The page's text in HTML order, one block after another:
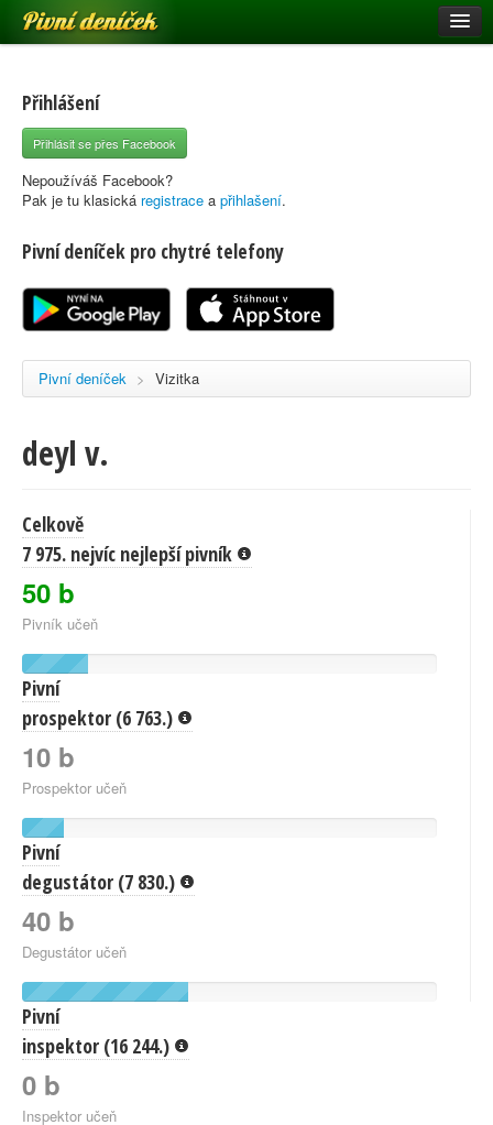
Pivní deníček
Pivní mapa
Pivní značky
Nápověda
Registrace
Přihlášení
Přihlásit se přes Facebook
Nepoužíváš Facebook?
Pak je tu klasická registrace a přihlašení.
Pivní deníček pro chytré telefony
Pivní deníček > Vizitka
deyl v.
Celkově
7 975. nejvíc nejlepší pivník
50 b
Pivník učeň
Pivní
prospektor (6 763.)
10 b
Prospektor učeň
Pivní
degustátor (7 830.)
40 b
Degustátor učeň
Pivní
inspektor (16 244.)
0 b
Inspektor učeň